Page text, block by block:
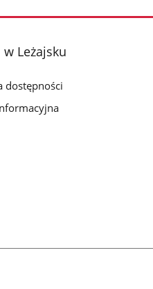
Leżajsku
dostępności